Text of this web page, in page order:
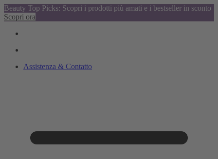
Beauty Top Picks: Scopri i prodotti più amati e i bestseller in sconto
Scopri ora
Assistenza & Contatto